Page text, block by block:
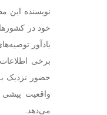
نویسنده این
خود در
یادآور توصیه‌های
برخی
واقعیت پیشی
می‌دهد.